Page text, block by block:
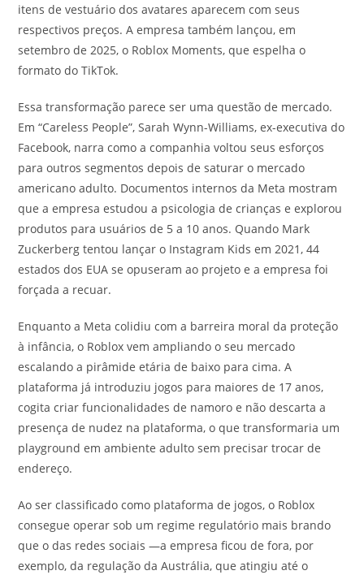
itens de vestuário dos avatares aparecem com seus
respectivos preços. A empresa também lançou, em
setembro de 2025, o Roblox Moments, que espelha o
formato do TikTok.
Essa transformação parece ser uma questão de mercado.
Em “Careless People”, Sarah Wynn-Williams, ex-executiva do
Facebook, narra como a companhia voltou seus esforços
para outros segmentos depois de saturar o mercado
americano adulto. Documentos internos da Meta mostram
que a empresa estudou a psicologia de crianças e explorou
produtos para usuários de 5 a 10 anos. Quando Mark
Zuckerberg tentou lançar o Instagram Kids em 2021, 44
estados dos EUA se opuseram ao projeto e a empresa foi
forçada a recuar.
Enquanto a Meta colidiu com a barreira moral da proteção
à infância, o Roblox vem ampliando o seu mercado
escalando a pirâmide etária de baixo para cima. A
plataforma já introduziu jogos para maiores de 17 anos,
cogita criar funcionalidades de namoro e não descarta a
presença de nudez na plataforma, o que transformaria um
playground em ambiente adulto sem precisar trocar de
endereço.
Ao ser classificado como plataforma de jogos, o Roblox
consegue operar sob um regime regulatório mais brando
que o das redes sociais —a empresa ficou de fora, por
exemplo, da regulação da Austrália, que atingiu até o